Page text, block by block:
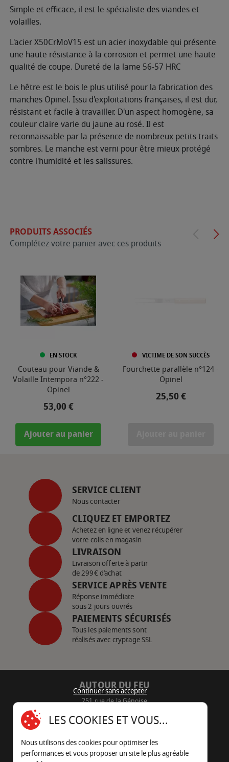
Simple et efficace, il est le spécialiste des viandes et
volailles.
L'acier X50CrMoV15 est un acier inoxydable qui présente
une haute résistance à la corrosion et permet une haute
qualité de coupe. Dureté de la lame 56-57 HRC
Le hêtre est le bois le plus utilisé pour la fabrication des
manches Opinel. Issu d'exploitations françaises, il est dur,
résistant et facile à travailler. D'un aspect homogène, sa
couleur claire varie du jaune au rosé. Il est
reconnaissable par la présence de nombreux petits traits
sombres. Le manche est verni pour être mieux protégé
contre l'humidité et les salissures.
PRODUITS ASSOCIÉS
Complétez votre panier avec ces produits
EN STOCK
Couteau pour Viande &
Volaille Intempora n°222 -
Opinel
Prix
53,00 €
Ajouter au panier
VICTIME DE SON SUCCÈS
Fourchette parallèle n°124 -
Opinel
Prix
25,50 €
SERVICE CLIENT
Nous contacter
CLIQUEZ ET EMPORTEZ
Achetez en ligne et venez récupérer
votre colis en magasin
LIVRAISON
Livraison offerte à partir
de 299€ d’achat
SERVICE APRÈS VENTE
Réponse immédiate
sous 2 jours ouvrés
PAIEMENTS SÉCURISÉS
Tous les paiements sont
réalisés avec cryptage SSL
AUTOUR DU FEU
251 rue de la Génoise
05 45 22 98 09
Nous envoyer un e-mail
Continuer sans accepter
LES COOKIES ET VOUS...
Nous utilisons des cookies pour optimiser les
performances et vous proposer un site le plus agréable